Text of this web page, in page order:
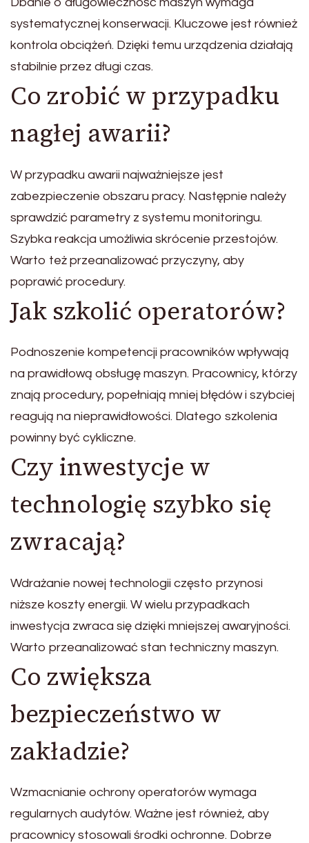
systematycznej konserwacji. Kluczowe jest również
kontrola obciążeń. Dzięki temu urządzenia działają
stabilnie przez długi czas.
Co zrobić w przypadku
nagłej awarii?
W przypadku awarii najważniejsze jest
zabezpieczenie obszaru pracy. Następnie należy
sprawdzić parametry z systemu monitoringu.
Szybka reakcja umożliwia skrócenie przestojów.
Warto też przeanalizować przyczyny, aby
poprawić procedury.
Jak szkolić operatorów?
Podnoszenie kompetencji pracowników wpływają
na prawidłową obsługę maszyn. Pracownicy, którzy
znają procedury, popełniają mniej błędów i szybciej
reagują na nieprawidłowości. Dlatego szkolenia
powinny być cykliczne.
Czy inwestycje w
technologię szybko się
zwracają?
Wdrażanie nowej technologii często przynosi
niższe koszty energii. W wielu przypadkach
inwestycja zwraca się dzięki mniejszej awaryjności.
Warto przeanalizować stan techniczny maszyn.
Co zwiększa
bezpieczeństwo w
zakładzie?
Wzmacnianie ochrony operatorów wymaga
regularnych audytów. Ważne jest również, aby
pracownicy stosowali środki ochronne. Dobrze